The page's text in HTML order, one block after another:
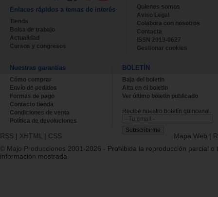
Enlaces rápidos a temas de interés
Tienda
Bolsa de trabajo
Actualidad
Cursos y congresos
Quienes somos
Aviso Legal
Colabora con nosotros
Contacta
ISSN 2013-0627
Gestionar cookies
Nuestras garantías
Cómo comprar
Envío de pedidos
Formas de pago
Contacto tienda
Condiciones de venta
Política de devoluciones
BOLETÍN
Baja del boletin
Alta en el boletin
Ver último boletin publicado
Recibe nuestro boletín quincenal.
RSS | XHTML | CSS Mapa Web |
© Majo Producciones 2001-2026 - Prohibida la reproducción parcial o
información mostrada